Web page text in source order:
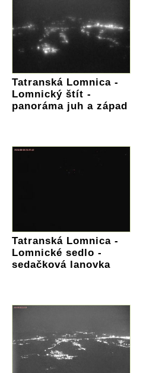
Tatranská Lomnica -
Lomnický štít -
panoráma juh a západ
Tatranská Lomnica -
Lomnické sedlo -
sedačková lanovka